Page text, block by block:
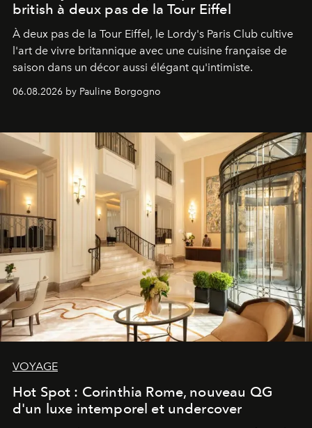
british à deux pas de la Tour Eiffel
À deux pas de la Tour Eiffel, le Lordy's Paris Club cultive
l'art de vivre britannique avec une cuisine française de
saison dans un décor aussi élégant qu'intimiste.
06.08.2026 by Pauline Borgogno
VOYAGE
Hot Spot : Corinthia Rome, nouveau QG
d'un luxe intemporel et undercover